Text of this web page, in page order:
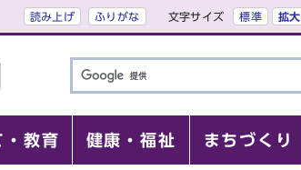
読み上げ ふりがな 文字サイズ 標準 拡大
・教育 健康・福祉 まちづくり